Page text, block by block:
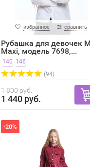
избранное сравнить
Рубашка для девочек
Maxi, модель 7698,...
140 146
(94)
1 800 руб.
1 440 руб.
-20%